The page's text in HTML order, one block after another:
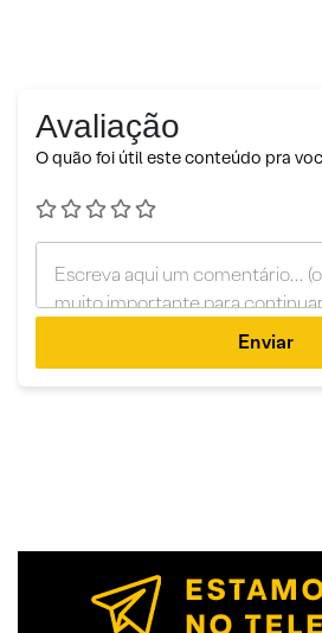
Avaliação
O quão foi útil este conteúdo pra
Enviar